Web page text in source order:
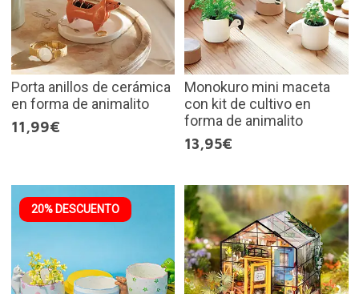
Porta anillos de cerámica
en forma de animalito
11,99€
Monokuro mini maceta
con kit de cultivo en
forma de animalito
13,95€
20% DESCUENTO